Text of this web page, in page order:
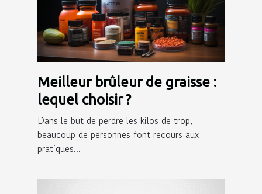
Meilleur brûleur de graisse :
lequel choisir ?
Dans le but de perdre les kilos de trop,
beaucoup de personnes font recours aux
pratiques...